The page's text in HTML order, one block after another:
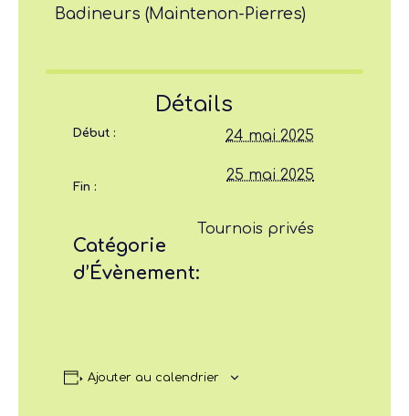
Badineurs (Maintenon-Pierres)
Détails
Début : 24 mai 2025
Fin :
25 mai 2025
Catégorie
d’Évènement:
Tournois privés
Ajouter au calendrier